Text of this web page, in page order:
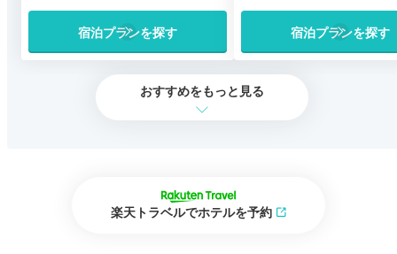
宿泊プランを探す 宿泊プランを探す
おすすめをもっと見る
楽天トラベルでホテルを予約